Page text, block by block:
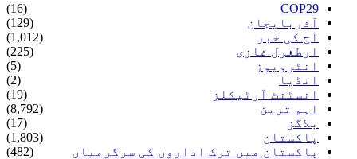
COP29
(16)
آذربایجان
(129)
آج کی خبر
(1,012)
ارطغرل غازی
(225)
انٹرویوز
(5)
انڈیا
(2)
انسٹنٹ آرٹیکلز
(19)
اہم ترین
(8,792)
بلاگز
(17)
پاکستان
(1,803)
پاکستان میں ترک اداروں کی سرگرمیاں
(482)